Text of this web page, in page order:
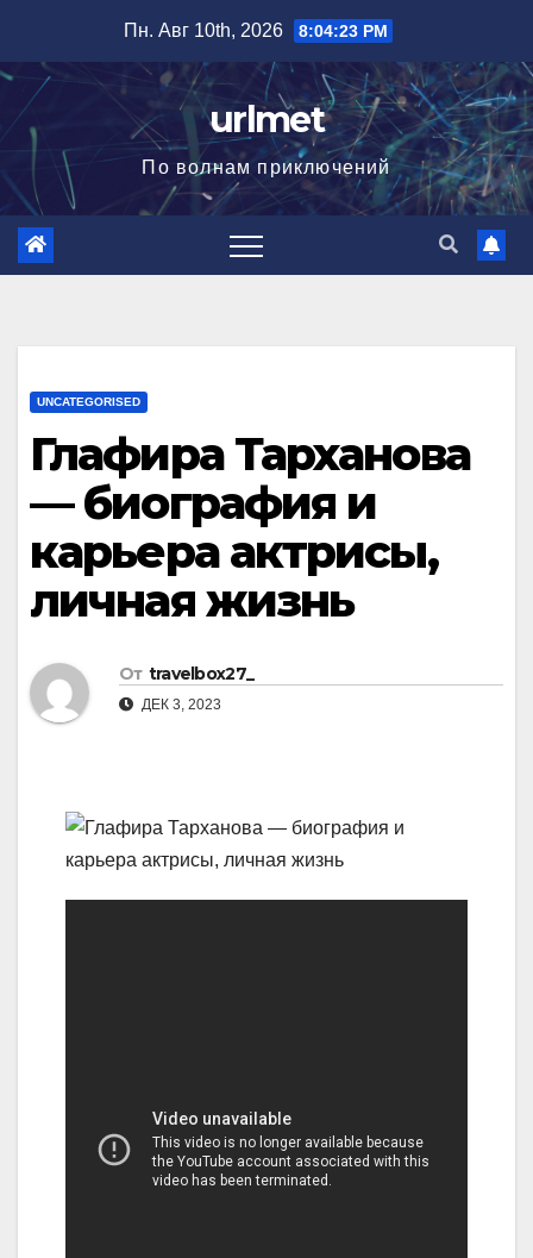
содержимому
Пн. Авг 10th, 2026 8:04:24 PM
urlmet
По волнам приключений
UNCATEGORISED
Глафира Тарханова
— биография и
карьера актрисы,
личная жизнь
От travelbox27_
ДЕК 3, 2023